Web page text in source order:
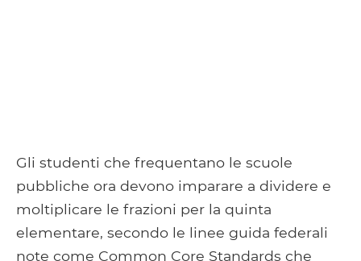
Gli studenti che frequentano le scuole
pubbliche ora devono imparare a dividere e
moltiplicare le frazioni per la quinta
elementare, secondo le linee guida federali
note come Common Core Standards che